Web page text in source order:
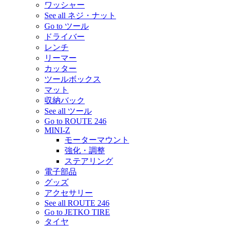
ワッシャー
See all ネジ・ナット
Go to ツール
ドライバー
レンチ
リーマー
カッター
ツールボックス
マット
収納バック
See all ツール
Go to ROUTE 246
MINI-Z
モーターマウント
強化・調整
ステアリング
電子部品
グッズ
アクセサリー
See all ROUTE 246
Go to JETKO TIRE
タイヤ